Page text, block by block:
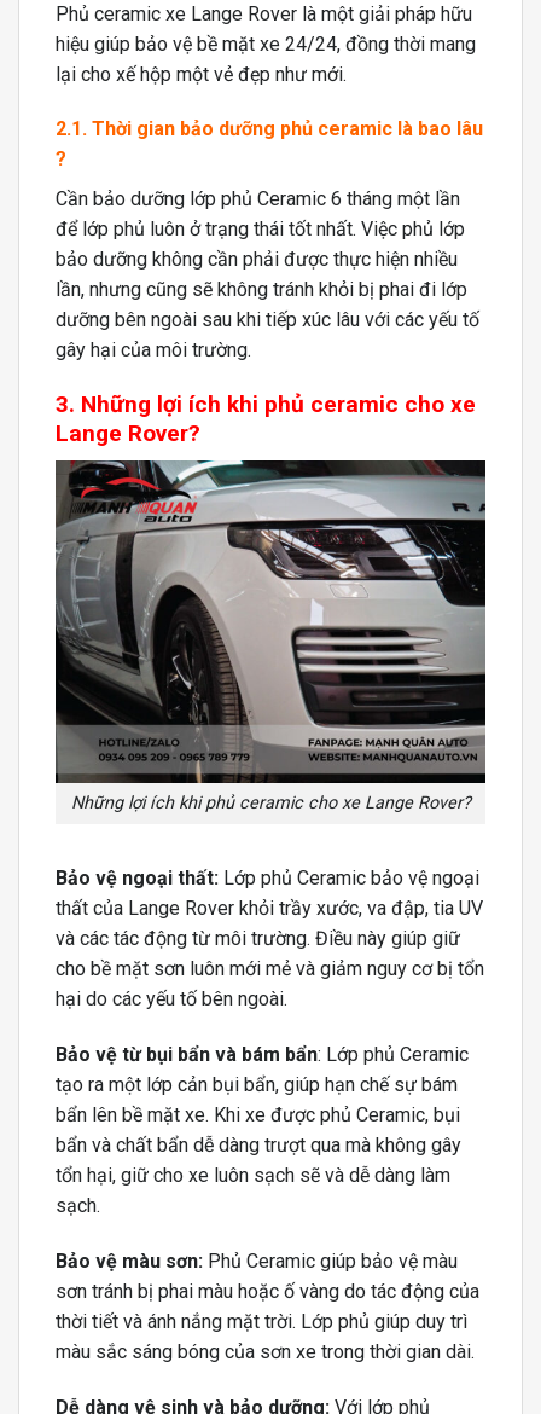
Phủ ceramic xe Lange Rover là một giải pháp hữu
hiệu giúp bảo vệ bề mặt xe 24/24, đồng thời mang
lại cho xế hộp một vẻ đẹp như mới.
2.1. Thời gian bảo dưỡng phủ ceramic là bao lâu
?
Cần bảo dưỡng lớp phủ Ceramic 6 tháng một lần
để lớp phủ luôn ở trạng thái tốt nhất. Việc phủ lớp
bảo dưỡng không cần phải được thực hiện nhiều
lần, nhưng cũng sẽ không tránh khỏi bị phai đi lớp
dưỡng bên ngoài sau khi tiếp xúc lâu với các yếu tố
gây hại của môi trường.
3. Những lợi ích khi phủ ceramic cho xe
Lange Rover?
Những lợi ích khi phủ ceramic cho xe Lange Rover?
Bảo vệ ngoại thất: Lớp phủ Ceramic bảo vệ ngoại
thất của Lange Rover khỏi trầy xước, va đập, tia UV
và các tác động từ môi trường. Điều này giúp giữ
cho bề mặt sơn luôn mới mẻ và giảm nguy cơ bị tổn
hại do các yếu tố bên ngoài.
Bảo vệ từ bụi bẩn và bám bẩn: Lớp phủ Ceramic
tạo ra một lớp cản bụi bẩn, giúp hạn chế sự bám
bẩn lên bề mặt xe. Khi xe được phủ Ceramic, bụi
bẩn và chất bẩn dễ dàng trượt qua mà không gây
tổn hại, giữ cho xe luôn sạch sẽ và dễ dàng làm
sạch.
Bảo vệ màu sơn: Phủ Ceramic giúp bảo vệ màu
sơn tránh bị phai màu hoặc ố vàng do tác động của
thời tiết và ánh nắng mặt trời. Lớp phủ giúp duy trì
màu sắc sáng bóng của sơn xe trong thời gian dài.
Dễ dàng vệ sinh và bảo dưỡng: Với lớp phủ